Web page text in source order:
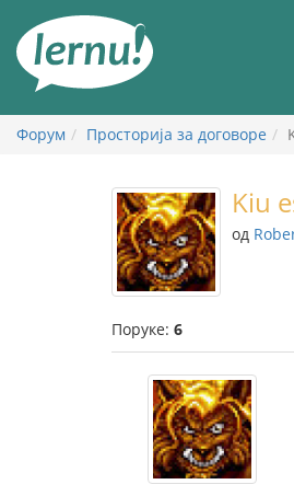
садржају
Форум Просторија за договоре
Kiu
од
Поруке: 6